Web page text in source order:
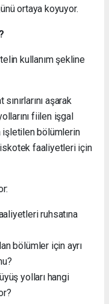
ortaya koyuyor.
kullanım şekline
aşarak
fiilen işgal
işletilen bölümlerin
faaliyetleri için
ruhsatına
bölümler için ayrı
yolları hangi